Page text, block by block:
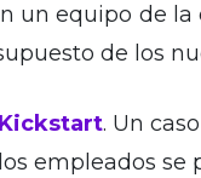
un equipo de la
de los
Kickstart. Un
empleados se